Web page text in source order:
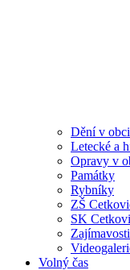
Dění v obci
Letecké a
Opravy v
Památky
Rybníky
ZŠ
SK
Volný čas